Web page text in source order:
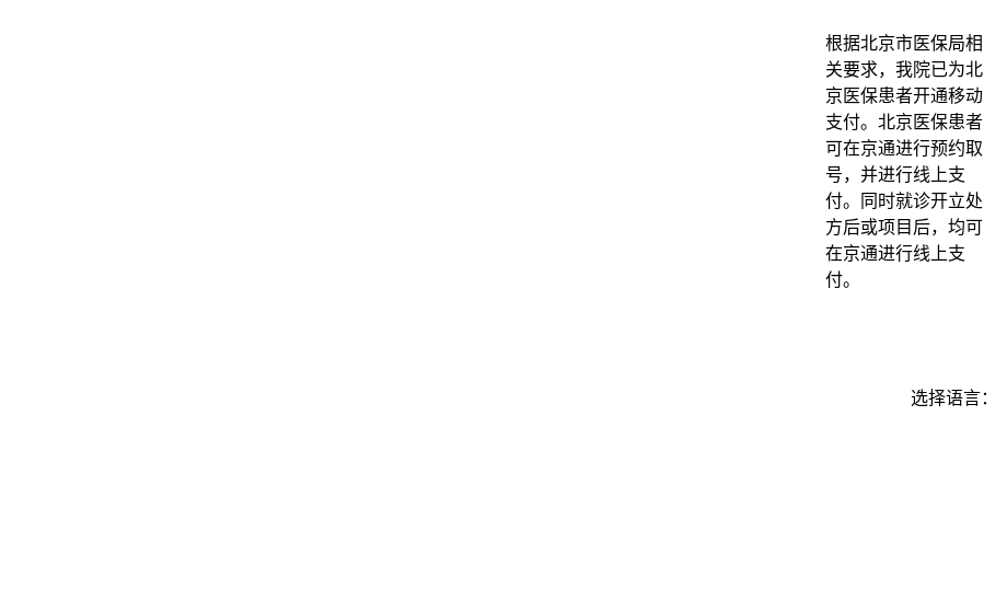
根据北京市医保局相
关要求，我院已为北
京医保患者开通移动
支付。北京医保患者
可在京通进行预约取
号，并进行线上支
付。同时就诊开立处
方后或项目后，均可
在京通进行线上支
付。
选择语言：